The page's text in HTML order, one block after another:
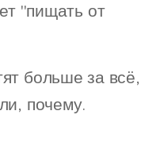
"пищать от
больше за всё,
почему.